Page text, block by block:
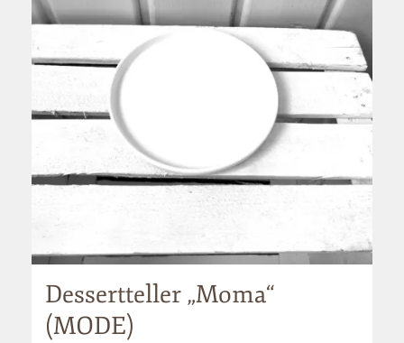
Dessertteller „Moma“
(MODE)